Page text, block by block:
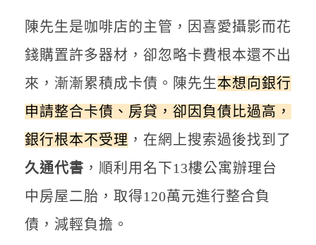
陳先生是咖啡店的主管，因喜愛攝影而花
錢購置許多器材，卻忽略卡費根本還不出
來，漸漸累積成卡債。陳先生本想向銀行
申請整合卡債、房貸，卻因負債比過高，
銀行根本不受理 ，在網上搜索過後找到了
久通代書 ，順利用名下13樓公寓辦理台
中房屋二胎，取得120萬元進行整合負
債，減輕負擔。